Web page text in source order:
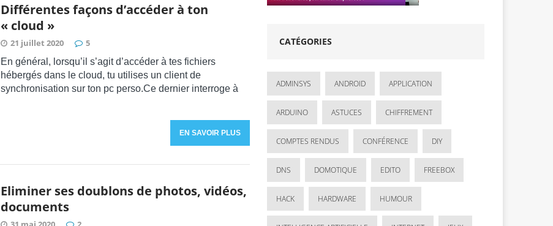
Différentes façons d’accéder à ton
« cloud »
21 juillet 2020 5
En général, lorsqu’il s’agit d’accéder à tes fichiers
hébergés dans le cloud, tu utilises un client de
synchronisation sur ton pc perso.Ce dernier interroge à
EN SAVOIR PLUS
Eliminer ses doublons de photos, vidéos,
documents
CATÉGORIES
ADMINSYS ANDROID APPLICATION
ARDUINO ASTUCES CHIFFREMENT
COMPTES RENDUS CONFÉRENCE DIY
DNS DOMOTIQUE EDITO FREEBOX
HACK HARDWARE HUMOUR